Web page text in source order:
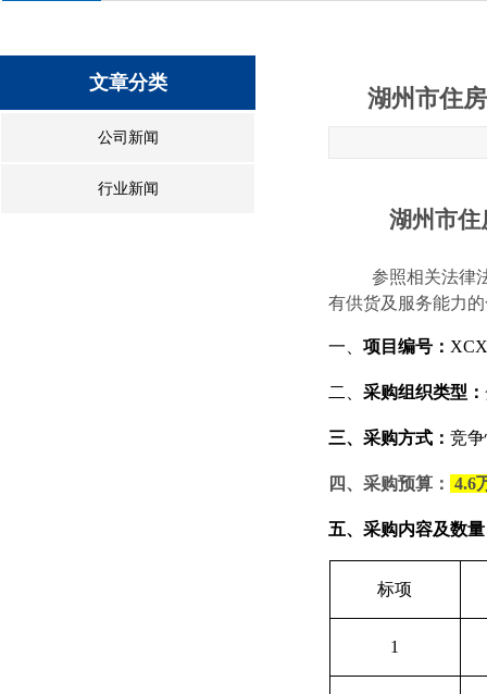
湖州市住
湖州市住
参照相关法律
有供货及服务能力
一、 项目编号：
二、 采购组织类型：
三、采购方式： 竞
四、采购预算： 4.6
五、 采购内容及数量
标项
1
文章分类
公司新闻
行业新闻